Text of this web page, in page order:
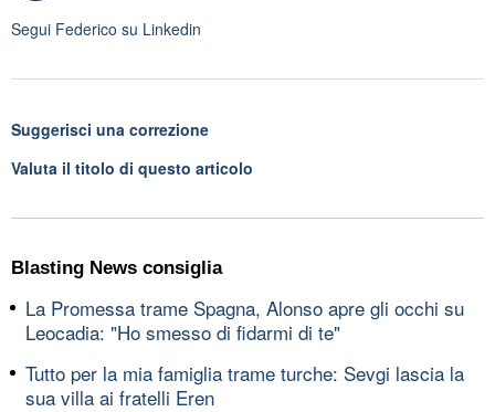
Segui Federico su Linkedin
Suggerisci una correzione
Valuta il titolo di questo articolo
Blasting News consiglia
La Promessa trame Spagna, Alonso apre gli occhi su
Leocadia: "Ho smesso di fidarmi di te"
Tutto per la mia famiglia trame turche: Sevgi lascia la
sua villa ai fratelli Eren